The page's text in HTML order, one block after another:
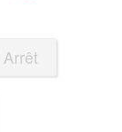
Arrêt